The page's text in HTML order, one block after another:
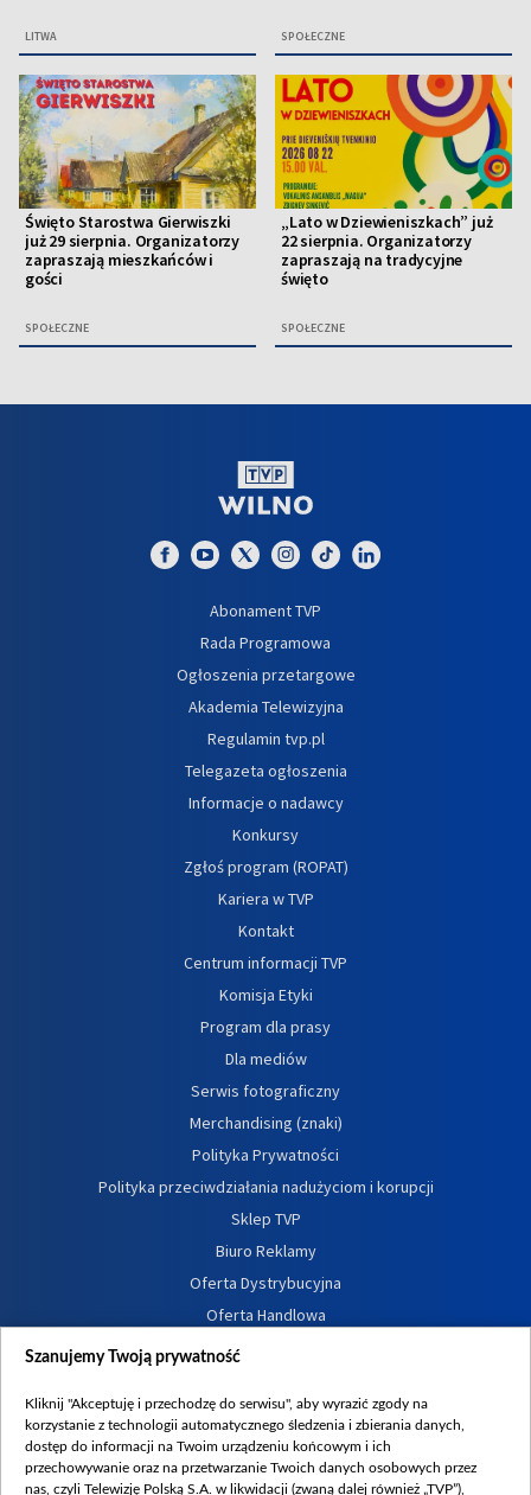
LITWA SPOŁECZNE
Święto Starostwa Gierwiszki
już 29 sierpnia. Organizatorzy
zapraszają mieszkańców i
gości
SPOŁECZNE
„Lato w Dziewieniszkach” już
22 sierpnia. Organizatorzy
zapraszają na tradycyjne
święto
SPOŁECZNE
Abonament TVP
Rada Programowa
Ogłoszenia przetargowe
Akademia Telewizyjna
Regulamin tvp.pl
Telegazeta ogłoszenia
Informacje o nadawcy
Konkursy
Zgłoś program (ROPAT)
Kariera w TVP
Kontakt
Centrum informacji TVP
Komisja Etyki
Program dla prasy
Dla mediów
Serwis fotograficzny
Merchandising (znaki)
Polityka Prywatności
Polityka przeciwdziałania nadużyciom i korupcji
Sklep TVP
Biuro Reklamy
Oferta Dystrybucyjna
Oferta Handlowa
Dostępność
Procedura zgłoszeń wewnętrznych
Szanujemy Twoją prywatność
Kliknij "Akceptuję i przechodzę do serwisu", aby wyrazić zgody na
korzystanie z technologii automatycznego śledzenia i zbierania danych,
dostęp do informacji na Twoim urządzeniu końcowym i ich
przechowywanie oraz na przetwarzanie Twoich danych osobowych przez
nas, czyli Telewizję Polską S.A. w likwidacji (zwaną dalej również „TVP”),